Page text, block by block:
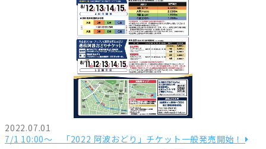
2022.07.01
7/1 10:00～ 「2022 阿波おどり」チケット一般発売開始！